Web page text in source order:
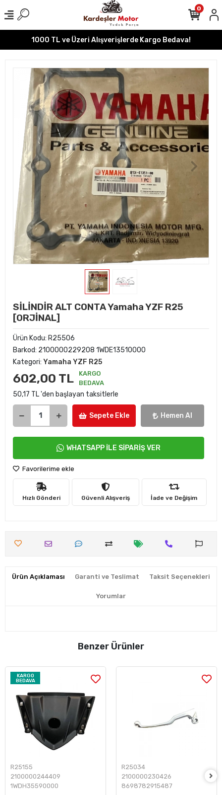
1000 TL ve Üzeri Alışverişlerde Kargo Bedava!
0
SİLİNDİR ALT CONTA Yamaha YZF R25
[ORJİNAL]
Ürün Kodu: R25506
Barkod: 2100000229208 1WDE13510000
Kategori: Yamaha YZF R25
602,00 TL
KARGO
BEDAVA
50,17 TL 'den başlayan taksitlerle
Sepete Ekle Hemen Al
WHATSAPP İLE SİPARİŞ VER
Favorilerime ekle
Hızlı Gönderi Güvenli Alışveriş İade ve Değişim
Ürün Açıklaması Garanti ve Teslimat Taksit Seçenekleri
Yorumlar
Benzer Ürünler
KARGO
BEDAVA
R25155
2100000244409
1WDH35590000
R25034
2100000230426
8698782915487